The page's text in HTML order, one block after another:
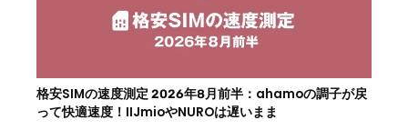
格安SIMの速度測定 2026年8月前半：ahamoの調子が戻
って快適速度！IIJmioやNUROは遅いまま